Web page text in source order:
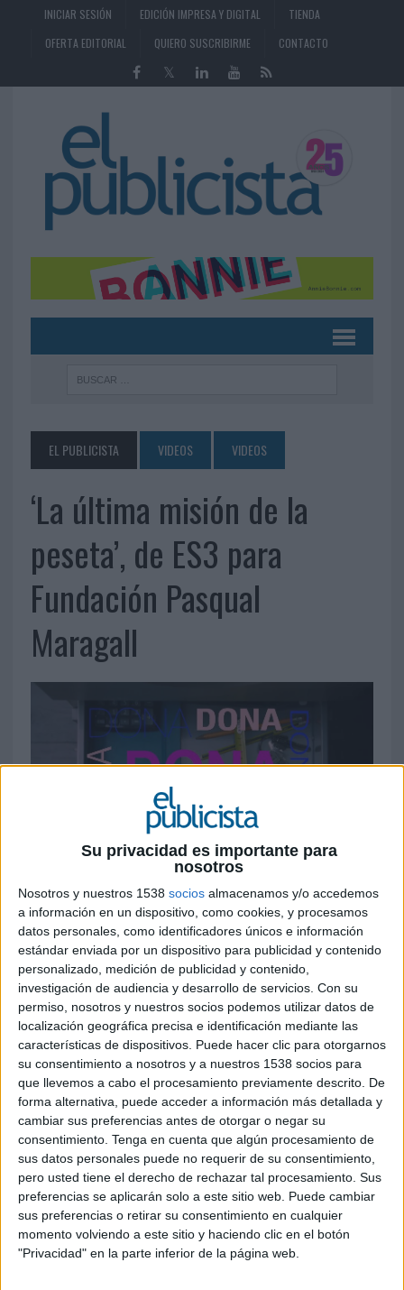
Su privacidad es importante para
nosotros
Nosotros y nuestros 1538 socios almacenamos y/o accedemos
a información en un dispositivo, como cookies, y procesamos
datos personales, como identificadores únicos e información
estándar enviada por un dispositivo para publicidad y contenido
personalizado, medición de publicidad y contenido,
investigación de audiencia y desarrollo de servicios. Con su
permiso, nosotros y nuestros socios podemos utilizar datos de
localización geográfica precisa e identificación mediante las
características de dispositivos. Puede hacer clic para otorgarnos
su consentimiento a nosotros y a nuestros 1538 socios para
que llevemos a cabo el procesamiento previamente descrito. De
forma alternativa, puede acceder a información más detallada y
cambiar sus preferencias antes de otorgar o negar su
consentimiento. Tenga en cuenta que algún procesamiento de
sus datos personales puede no requerir de su consentimiento,
pero usted tiene el derecho de rechazar tal procesamiento. Sus
preferencias se aplicarán solo a este sitio web. Puede cambiar
sus preferencias o retirar su consentimiento en cualquier
momento volviendo a este sitio y haciendo clic en el botón
"Privacidad" en la parte inferior de la página web.
INICIAR SESIÓN EDICIÓN IMPRESA Y DIGITAL
TIENDA
OFERTA EDITORIAL
QUIERO SUSCRIBIRME CONTACTO
EL PUBLICISTA VIDEOS VIDEOS
‘La última misión de la
peseta’, de ES3 para
Fundación Pasqual
Maragall
Ficha técnica ‘La última misión de la peseta’
Anunciante: Fundación Pasqual Maragall
Contacto cliente: Líria Fuentes / Júlia Padullés /
Sandra Ramos
Agencia: ES3
Equipo de Estrategia: Sergio García / Carla
Alonso
Equipo creativo: Jacobo Pérez / Paula Marín /
Elena García / Mario Fides
Equipo de desarrollo: Rubén Vaquero / Nuno
Tavares